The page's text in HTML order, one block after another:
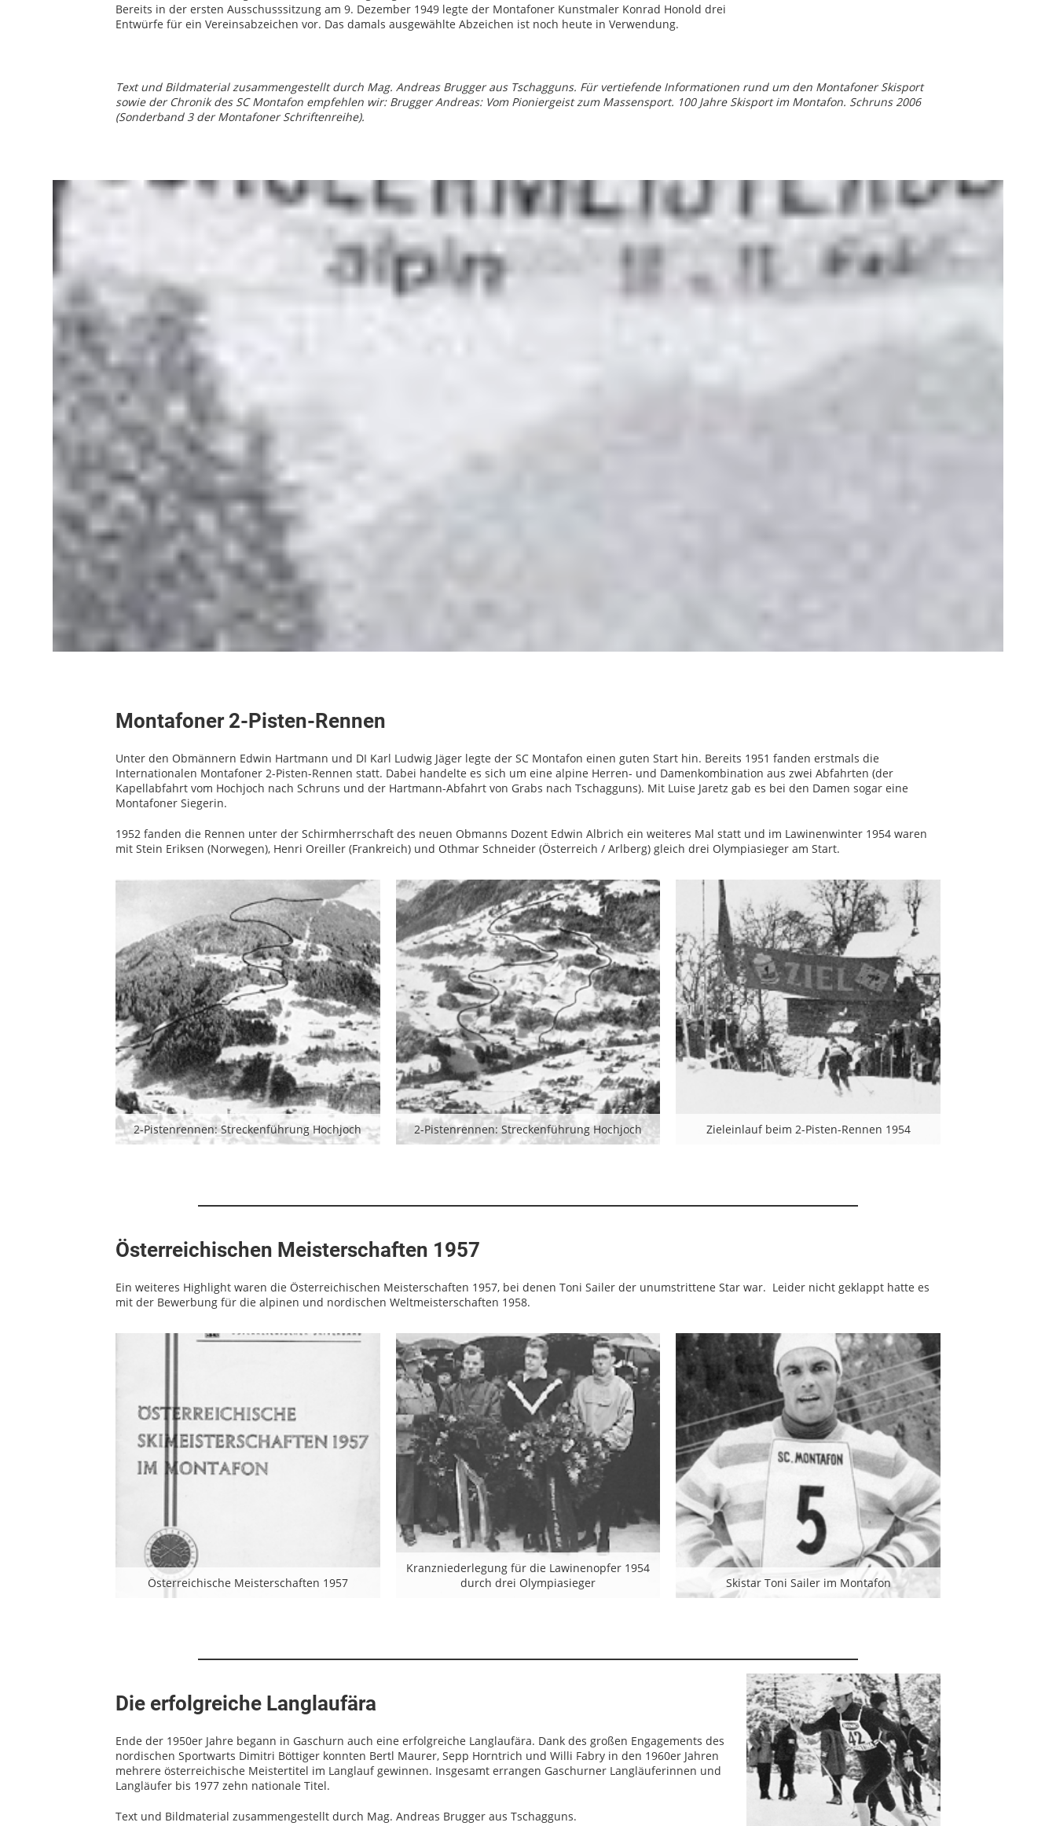
Bereits in der ersten Ausschusssitzung am 9. Dezember 1949 legte der Montafoner Kunstmaler Konrad Honold drei
Entwürfe für ein Vereinsabzeichen vor. Das damals ausgewählte Abzeichen ist noch heute in Verwendung.
Text und Bildmaterial zusammengestellt durch Mag. Andreas Brugger aus Tschagguns. Für vertiefende Informationen rund um den Montafoner Skisport
sowie der Chronik des SC Montafon empfehlen wir: Brugger Andreas: Vom Pioniergeist zum Massensport. 100 Jahre Skisport im Montafon. Schruns 2006
(Sonderband 3 der Montafoner Schriftenreihe).
Montafoner 2-Pisten-Rennen
Unter den Obmännern Edwin Hartmann und DI Karl Ludwig Jäger legte der SC Montafon einen guten Start hin. Bereits 1951 fanden erstmals die
Internationalen Montafoner 2-Pisten-Rennen statt. Dabei handelte es sich um eine alpine Herren- und Damenkombination aus zwei Abfahrten (der
Kapellabfahrt vom Hochjoch nach Schruns und der Hartmann-Abfahrt von Grabs nach Tschagguns). Mit Luise Jaretz gab es bei den Damen sogar eine
Montafoner Siegerin.
1952 fanden die Rennen unter der Schirmherrschaft des neuen Obmanns Dozent Edwin Albrich ein weiteres Mal statt und im Lawinenwinter 1954 waren
mit Stein Eriksen (Norwegen), Henri Oreiller (Frankreich) und Othmar Schneider (Österreich / Arlberg) gleich drei Olympiasieger am Start.
2-Pistenrennen: Streckenführung Hochjoch 2-Pistenrennen: Streckenführung Hochjoch Zieleinlauf beim 2-Pisten-Rennen 1954
Österreichischen Meisterschaften 1957
Ein weiteres Highlight waren die Österreichischen Meisterschaften 1957, bei denen Toni Sailer der unumstrittene Star war. Leider nicht geklappt hatte es
mit der Bewerbung für die alpinen und nordischen Weltmeisterschaften 1958.
Österreichische Meisterschaften 1957
Kranzniederlegung für die Lawinenopfer 1954
durch drei Olympiasieger
Skistar Toni Sailer im Montafon
Die erfolgreiche Langlaufära
Ende der 1950er Jahre begann in Gaschurn auch eine erfolgreiche Langlaufära. Dank des großen Engagements des
nordischen Sportwarts Dimitri Böttiger konnten Bertl Maurer, Sepp Horntrich und Willi Fabry in den 1960er Jahren
mehrere österreichische Meistertitel im Langlauf gewinnen. Insgesamt errangen Gaschurner Langläuferinnen und
Langläufer bis 1977 zehn nationale Titel.
Text und Bildmaterial zusammengestellt durch Mag. Andreas Brugger aus Tschagguns.